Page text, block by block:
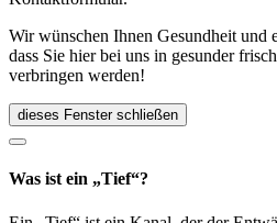
Wir wünschen Ihnen Gesundheit und
dass Sie hier bei uns in gesunder
verbringen werden!
dieses Fenster schließen
Was ist ein „Tief“?